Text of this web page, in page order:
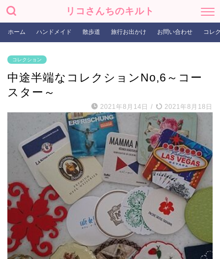
リコさんちのキルト
ホーム ハンドメイド 散歩道 旅行お出かけ お問い合わせ コレ
コレクション
中途半端なコレクションNo,6～コー
スター～
2021年8月14日 / 2021年8月18日